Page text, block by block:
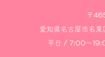
〒
愛知県名古屋市名
平日 / 7:00～